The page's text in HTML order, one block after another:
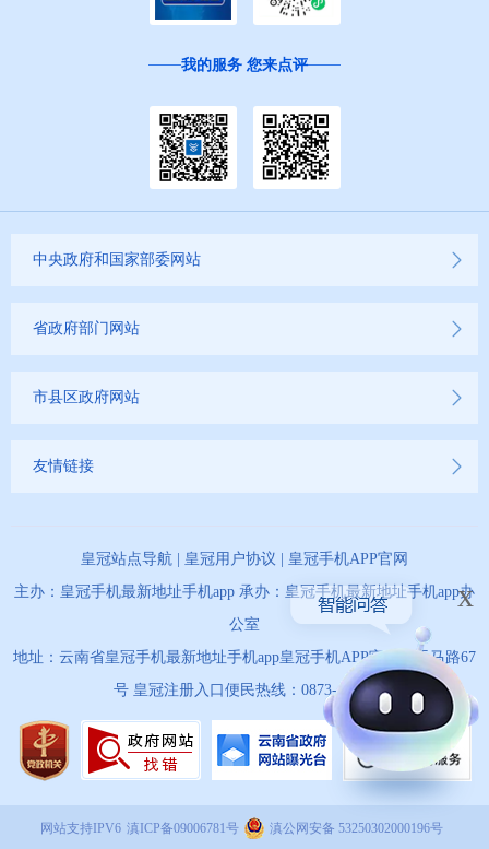
我的服务 您来点评
中央政府和国家部委网站
省政府部门网站
市县区政府网站
友情链接
皇冠站点导航 皇冠用户协议
皇冠手机APP官网
主办：皇冠手机最新地址手机app 承办：皇冠手机最新地址手机app办
公室
地址：云南省皇冠手机最新地址手机app皇冠手机APP官网市天马路67
号 皇冠注册入口便民热线：0873-12345
x
网站支持IPV6 滇ICP备09006781号 滇公网安备 53250302000196号